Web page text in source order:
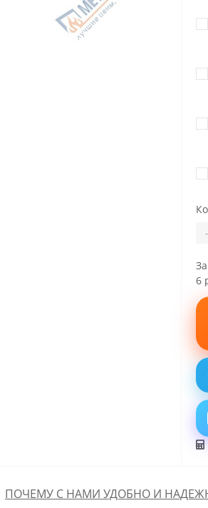
-
6
ПОЧЕМУ С НАМИ УДОБНО И